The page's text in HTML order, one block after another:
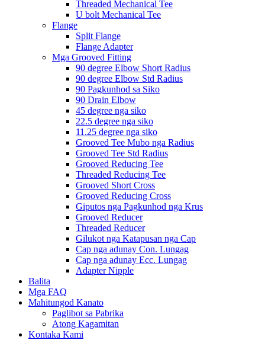
Threaded Mechanical Tee
U bolt Mechanical Tee
Flange
Split Flange
Flange Adapter
Mga Grooved Fitting
90 degree Elbow Short Radius
90 degree Elbow Std Radius
90 Pagkunhod sa Siko
90 Drain Elbow
45 degree nga siko
22.5 degree nga siko
11.25 degree nga siko
Grooved Tee Mubo nga Radius
Grooved Tee Std Radius
Grooved Reducing Tee
Threaded Reducing Tee
Grooved Short Cross
Grooved Reducing Cross
Giputos nga Pagkunhod nga Krus
Grooved Reducer
Threaded Reducer
Gilukot nga Katapusan nga Cap
Cap nga adunay Con. Lungag
Cap nga adunay Ecc. Lungag
Adapter Nipple
Balita
Mga FAQ
Mahitungod Kanato
Paglibot sa Pabrika
Atong Kagamitan
Kontaka Kami